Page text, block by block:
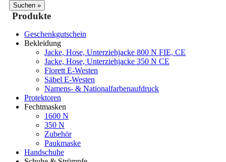
Produkte
Geschenkgutschein
Bekleidung
Jacke, Hose, Unterziehjacke 800 N FIE, CE
Jacke, Hose, Unterziehjacke 350 N CE
Florett E-Westen
Säbel E-Westen
Namens- & Nationalfarbenaufdruck
Protektoren
Fechtmasken
1600 N
350 N
Zubehör
Paukmaske
Handschuhe